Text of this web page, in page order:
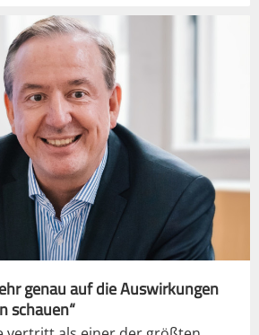
genau auf die Auswirkungen
schauen“